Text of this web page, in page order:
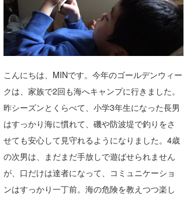
こんにちは、MINです。今年のゴールデンウィー
クは、家族で2回も海へキャンプに行きました。
昨シーズンとくらべて、小学3年生になった長男
はすっかり海に慣れて、磯や防波堤で釣りをさ
せても安心して見守れるようになりました。4歳
の次男は、まだまだ手放しで遊ばせられません
が、口だけは達者になって、コミュニケーショ
ンはすっかり一丁前。海の危険を教えつつ楽し
伊豆
千葉南
四国
沖縄
ルール＆How to
VOTE!